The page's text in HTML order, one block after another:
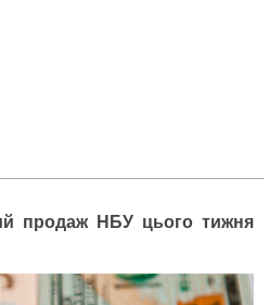
продаж НБУ цього тижня